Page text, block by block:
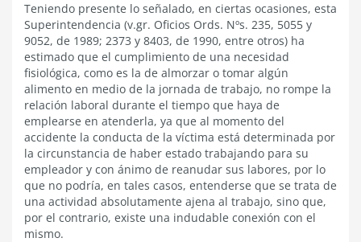
Teniendo presente lo señalado, en ciertas ocasiones, esta
Superintendencia (v.gr. Oficios Ords. Nºs. 235, 5055 y
9052, de 1989; 2373 y 8403, de 1990, entre otros) ha
estimado que el cumplimiento de una necesidad
fisiológica, como es la de almorzar o tomar algún
alimento en medio de la jornada de trabajo, no rompe la
relación laboral durante el tiempo que haya de
emplearse en atenderla, ya que al momento del
accidente la conducta de la víctima está determinada por
la circunstancia de haber estado trabajando para su
empleador y con ánimo de reanudar sus labores, por lo
que no podría, en tales casos, entenderse que se trata de
una actividad absolutamente ajena al trabajo, sino que,
por el contrario, existe una indudable conexión con el
mismo.